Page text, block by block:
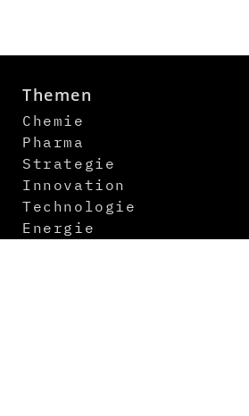
Themen
Chemie
Pharma
Strategie
Innovation
Technologie
Energie